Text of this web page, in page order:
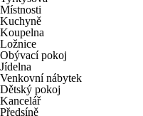
Místnosti
Kuchyně
Koupelna
Ložnice
Obývací pokoj
Jídelna
Venkovní nábytek
Dětský pokoj
Kancelář
Předsíně